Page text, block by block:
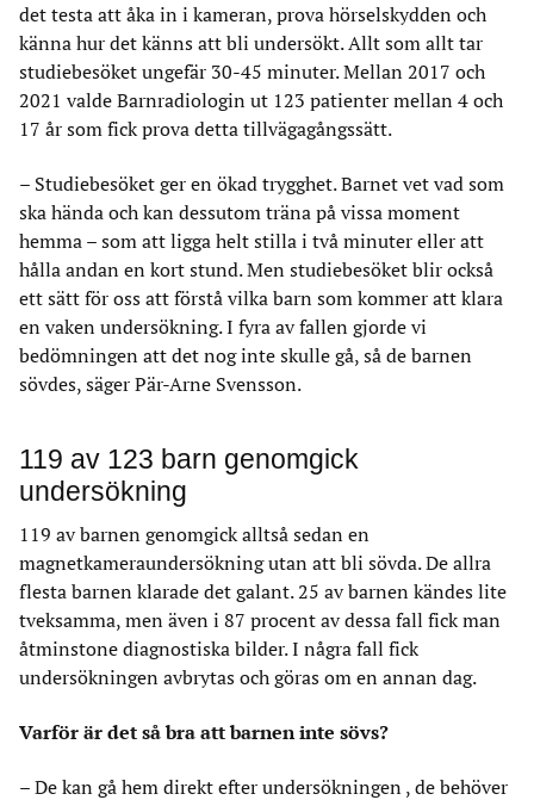
det testa att åka in i kameran, prova hörselskydden och
känna hur det känns att bli undersökt. Allt som allt tar
studiebesöket ungefär 30-45 minuter. Mellan 2017 och
2021 valde Barnradiologin ut 123 patienter mellan 4 och
17 år som fick prova detta tillvägagångssätt.
– Studiebesöket ger en ökad trygghet. Barnet vet vad som
ska hända och kan dessutom träna på vissa moment
hemma – som att ligga helt stilla i två minuter eller att
hålla andan en kort stund. Men studiebesöket blir också
ett sätt för oss att förstå vilka barn som kommer att klara
en vaken undersökning. I fyra av fallen gjorde vi
bedömningen att det nog inte skulle gå, så de barnen
sövdes, säger Pär-Arne Svensson.
119 av 123 barn genomgick
undersökning
119 av barnen genomgick alltså sedan en
magnetkameraundersökning utan att bli sövda. De allra
flesta barnen klarade det galant. 25 av barnen kändes lite
tveksamma, men även i 87 procent av dessa fall fick man
åtminstone diagnostiska bilder. I några fall fick
undersökningen avbrytas och göras om en annan dag.
Varför är det så bra att barnen inte sövs?
– De kan gå hem direkt efter undersökningen , de behöver